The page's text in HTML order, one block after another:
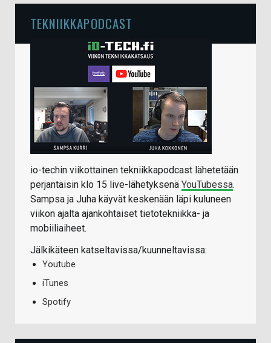
TEKNIIKKAPODCAST
io-techin viikottainen tekniikkapodcast lähetetään
perjantaisin klo 15 live-lähetyksenä YouTubessa.
Sampsa ja Juha käyvät keskenään läpi kuluneen
viikon ajalta ajankohtaiset tietotekniikka- ja
mobiiliaiheet.
Jälkikäteen katseltavissa/kuunneltavissa:
Youtube
iTunes
Spotify